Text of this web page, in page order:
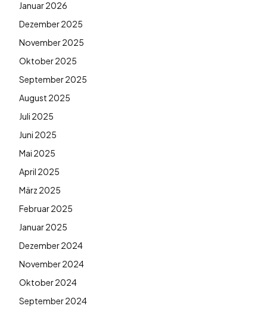
Januar 2026
Dezember 2025
November 2025
Oktober 2025
September 2025
August 2025
Juli 2025
Juni 2025
Mai 2025
April 2025
März 2025
Februar 2025
Januar 2025
Dezember 2024
November 2024
Oktober 2024
September 2024